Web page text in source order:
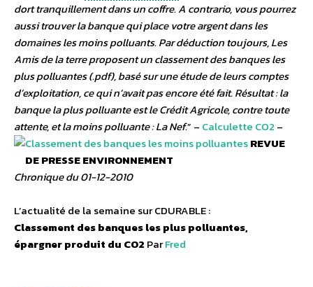
dort tranquillement dans un coffre. A contrario, vous pourrez
aussi trouver la banque qui place votre argent dans les
domaines les moins polluants. Par déduction toujours, Les
Amis de la terre proposent un classement des banques les
plus polluantes (.pdf), basé sur une étude de leurs comptes
d’exploitation, ce qui n’avait pas encore été fait. Résultat : la
banque la plus polluante est le Crédit Agricole, contre toute
attente, et la moins polluante : La Nef.” – Calculette CO2 –
Classement des banques les moins polluantesREVUE
DE PRESSE ENVIRONNEMENT
Chronique du 01-12-2010
L’actualité de la semaine sur CDURABLE :
Classement des banques les plus polluantes,
épargner produit du CO2 ParFred